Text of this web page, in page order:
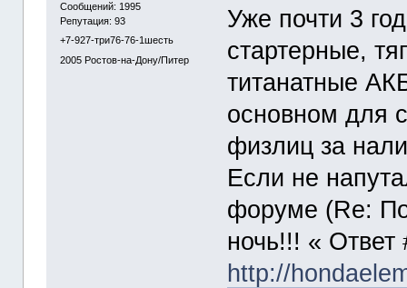
Сообщений: 1995
Репутация: 93
+7-927-три76-76-1шесть
2005 Ростов-на-Дону/Питер
Уже почти 3
стартерные,
титанатные
основном для
физлиц за
Если не
форуме (Re:
ночь!!! «
http://